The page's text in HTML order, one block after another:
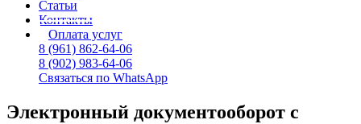
Статьи
Контакты
Оплата услуг
8 (961) 862-64-06
8 (902) 983-64-06
Связаться по WhatsApp
Электронный документооборот с